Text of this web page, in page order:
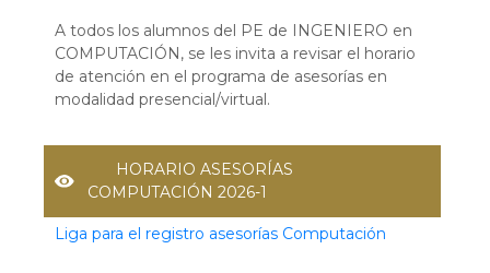
A todos los alumnos del PE de INGENIERO en
COMPUTACIÓN, se les invita a revisar el horario
de atención en el programa de asesorías en
modalidad presencial/virtual.
HORARIO ASESORÍAS
COMPUTACIÓN 2026-1
Liga para el registro asesorías Computación